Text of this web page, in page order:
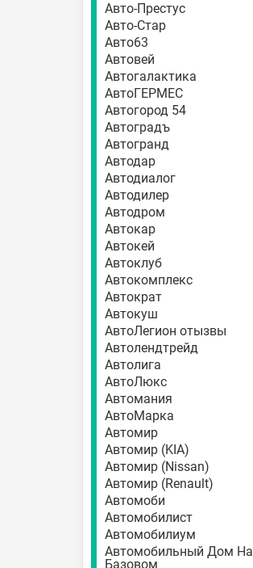
Авто-Престус
Авто-Стар
Авто63
Автовей
Автогалактика
АвтоГЕРМЕС
Автогород 54
Автоградъ
Автогранд
Автодар
Автодиалог
Автодилер
Автодром
Автокар
Автокей
Автоклуб
Автокомплекс
Автократ
Автокуш
АвтоЛегион отызвы
Автолендтрейд
Автолига
АвтоЛюкс
Автомания
АвтоМарка
Автомир
Автомир (KIA)
Автомир (Nissan)
Автомир (Renault)
Автомоби
Автомобилист
Автомобилиум
Автомобильный Дом На
Базовом